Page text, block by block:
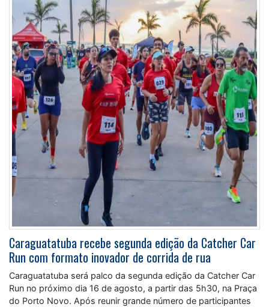
Caraguatatuba recebe segunda edição da Catcher Car
Run com formato inovador de corrida de rua
Caraguatatuba será palco da segunda edição da Catcher Car
Run no próximo dia 16 de agosto, a partir das 5h30, na Praça
do Porto Novo. Após reunir grande número de participantes